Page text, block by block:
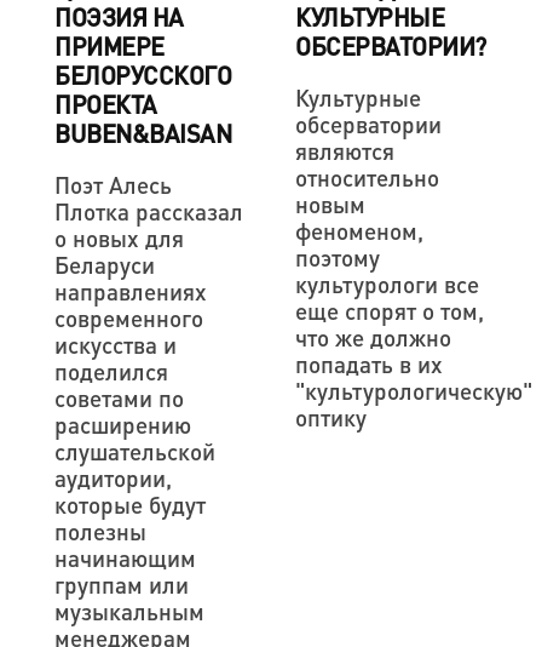
ПОЭЗИЯ НА
ПРИМЕРЕ
БЕЛОРУССКОГО
ПРОЕКТА
BUBEN&BAISAN
Поэт Алесь
Плотка рассказал
о новых для
Беларуси
направлениях
современного
искусства и
поделился
советами по
расширению
слушательской
аудитории,
которые будут
полезны
начинающим
группам или
музыкальным
менеджерам
КУЛЬТУРНЫЕ
ОБСЕРВАТОРИИ?
Культурные
обсерватории
являются
относительно
новым
феноменом,
поэтому
культурологи все
еще спорят о том,
что же должно
попадать в их
"культурологическую"
оптику